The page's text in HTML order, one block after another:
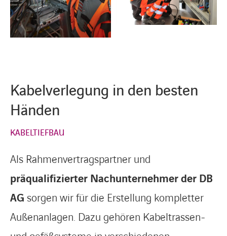
Kabelverlegung in den besten
Händen
KABELTIEFBAU
Als Rahmenvertragspartner und
präqualifizierter Nachunternehmer der DB
AG sorgen wir für die Erstellung kompletter
Außenanlagen. Dazu gehören Kabeltrassen-